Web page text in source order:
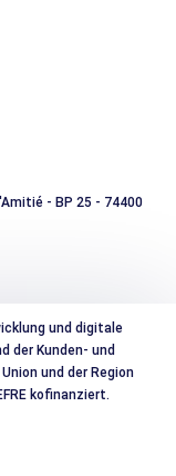
- BP 25 - 74400
und digitale
der Kunden- und
und der Region
kofinanziert.